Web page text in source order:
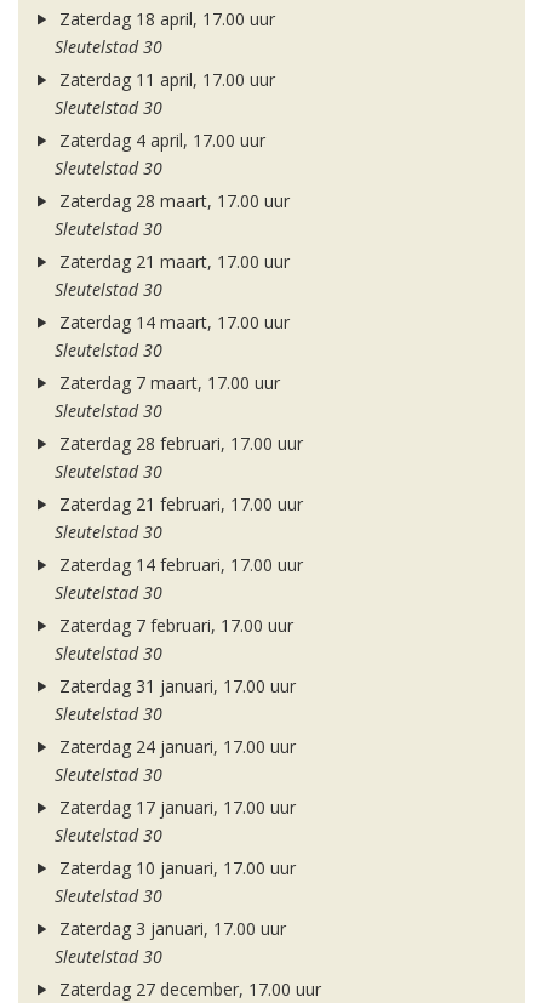
Zaterdag 18 april, 17.00 uur
Sleutelstad 30
Zaterdag 11 april, 17.00 uur
Sleutelstad 30
Zaterdag 4 april, 17.00 uur
Sleutelstad 30
Zaterdag 28 maart, 17.00 uur
Sleutelstad 30
Zaterdag 21 maart, 17.00 uur
Sleutelstad 30
Zaterdag 14 maart, 17.00 uur
Sleutelstad 30
Zaterdag 7 maart, 17.00 uur
Sleutelstad 30
Zaterdag 28 februari, 17.00 uur
Sleutelstad 30
Zaterdag 21 februari, 17.00 uur
Sleutelstad 30
Zaterdag 14 februari, 17.00 uur
Sleutelstad 30
Zaterdag 7 februari, 17.00 uur
Sleutelstad 30
Zaterdag 31 januari, 17.00 uur
Sleutelstad 30
Zaterdag 24 januari, 17.00 uur
Sleutelstad 30
Zaterdag 17 januari, 17.00 uur
Sleutelstad 30
Zaterdag 10 januari, 17.00 uur
Sleutelstad 30
Zaterdag 3 januari, 17.00 uur
Sleutelstad 30
Zaterdag 27 december, 17.00 uur